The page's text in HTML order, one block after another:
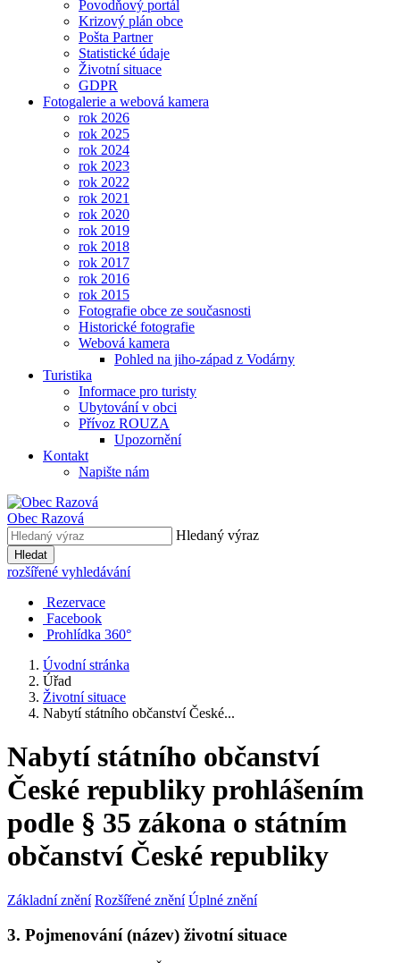
Povodňový portál
Krizový plán obce
Pošta Partner
Statistické údaje
Životní situace
GDPR
Fotogalerie a webová kamera
rok 2026
rok 2025
rok 2024
rok 2023
rok 2022
rok 2021
rok 2020
rok 2019
rok 2018
rok 2017
rok 2016
rok 2015
Fotografie obce ze současnosti
Historické fotografie
Webová kamera
Pohled na jiho-západ z Vodárny
Turistika
Informace pro turisty
Ubytování v obci
Přívoz ROUZA
Upozornění
Kontakt
Napište nám
Obec Razová
Hledaný výraz
Hledat
rozšířené vyhledávání
Rezervace
Facebook
Prohlídka 360°
Úvodní stránka
Úřad
Životní situace
Nabytí státního občanství České...
Nabytí státního občanství
České republiky prohlášením
podle § 35 zákona o státním
občanství České republiky
Základní znění Rozšířené znění Úplné znění
3. Pojmenování (název) životní situace